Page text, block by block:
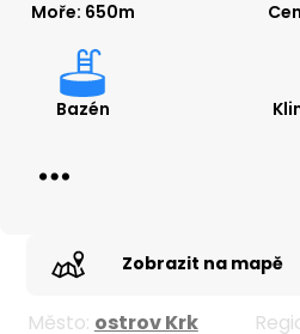
Moře: 650m
Bazén
Zobrazit na mapě
Město: ostrov Krk